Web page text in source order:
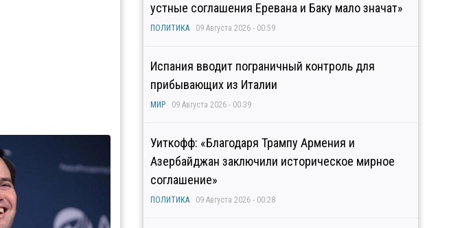
устные соглашения Еревана и Баку мало значат»
ПОЛИТИКА 09 Августа 2026 - 00:59
Испания вводит пограничный контроль для
прибывающих из Италии
МИР 09 Августа 2026 - 00:39
Уиткофф: «Благодаря Трампу Армения и
Азербайджан заключили историческое мирное
соглашение»
ПОЛИТИКА 09 Августа 2026 - 00:28